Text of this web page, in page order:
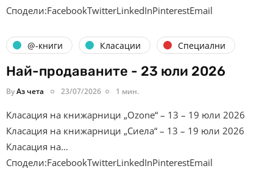
Сподели:FacebookTwitterLinkedInPinterestEmail
@-книги Класации Специални
Най-продаваните - 23 юли 2026
ByАз чета 23/07/2026 1 мин.
Класация на книжарници „Ozone“ – 13 – 19 юли 2026
Класация на книжарници „Сиела“ – 13 – 19 юли 2026
Класация на…
Сподели:FacebookTwitterLinkedInPinterestEmail